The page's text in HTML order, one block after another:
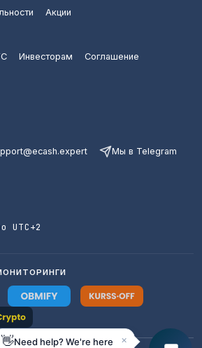
Акции
Инвесторам Соглашение
Мы в Telegram
UTC+2
👋Need help? We're here ×